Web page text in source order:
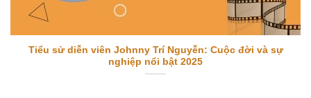
Tiểu sử diễn viên Johnny Trí Nguyễn: Cuộc đời và sự
nghiệp nổi bật 2025